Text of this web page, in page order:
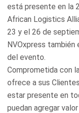
está presente en la
African Logistics
23 y el 26 de
NVOxpress también
del evento.
Comprometida con
ofrece a sus
estar presente en
puedan agregar